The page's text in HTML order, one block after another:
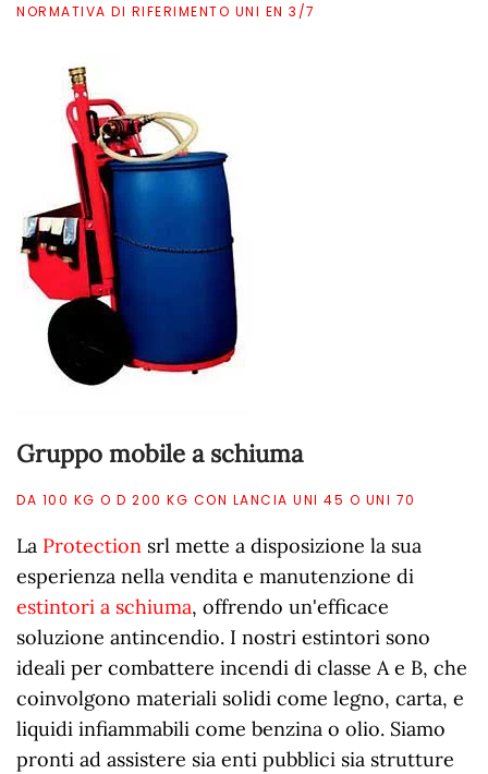
NORMATIVA DI RIFERIMENTO UNI EN 3/7
Gruppo mobile a schiuma
DA 100 KG O D 200 KG CON LANCIA UNI 45 O UNI 70
La Protection srl mette a disposizione la sua
esperienza nella vendita e manutenzione di
estintori a schiuma, offrendo un'efficace
soluzione antincendio. I nostri estintori sono
ideali per combattere incendi di classe A e B, che
coinvolgono materiali solidi come legno, carta, e
liquidi infiammabili come benzina o olio. Siamo
pronti ad assistere sia enti pubblici sia strutture